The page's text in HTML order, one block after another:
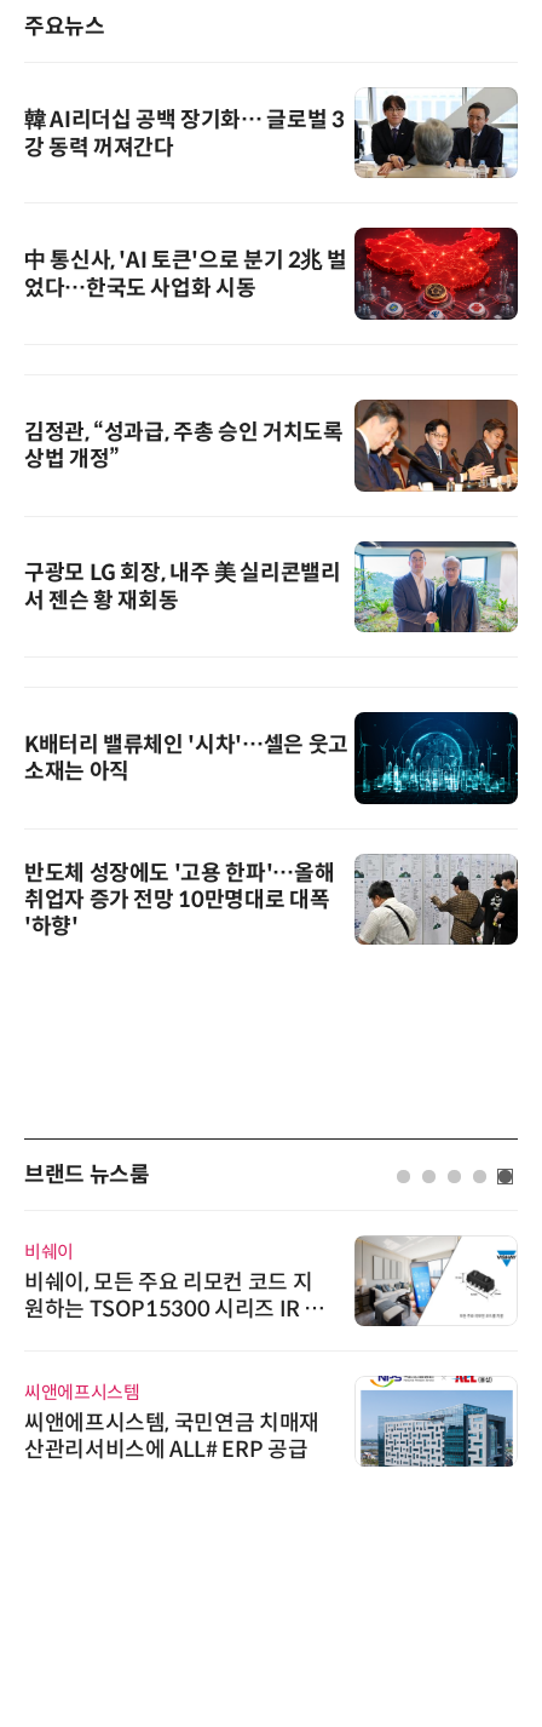
주요뉴스
韓 AI리더십 공백 장기화… 글로벌 3
강 동력 꺼져간다
中 통신사, 'AI 토큰'으로 분기 2兆 벌
었다…한국도 사업화 시동
김정관, “성과급, 주총 승인 거치도록
상법 개정”
구광모 LG 회장, 내주 美 실리콘밸리
서 젠슨 황 재회동
K배터리 밸류체인 '시차'…셀은 웃고
소재는 아직
반도체 성장에도 '고용 한파'…올해
취업자 증가 전망 10만명대로 대폭
'하향'
브랜드 뉴스룸
비쉐이
비쉐이, 모든 주요 리모컨 코드 지
원하는 TSOP15300 시리즈 IR 수
씨앤에프시스템
씨앤에프시스템, 국민연금 치매재
산관리서비스에 ALL# ERP 공급